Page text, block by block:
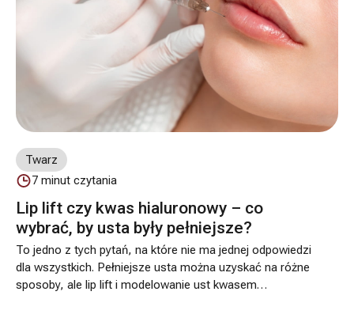
Twarz
7 minut czytania
Lip lift czy kwas hialuronowy – co
wybrać, by usta były pełniejsze?
To jedno z tych pytań, na które nie ma jednej odpowiedzi
dla wszystkich. Pełniejsze usta można uzyskać na różne
sposoby, ale lip lift i modelowanie ust kwasem